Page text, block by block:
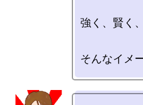
強く、賢く